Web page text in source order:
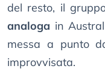
del resto, il
analoga in
messa a punto
improvvisata.